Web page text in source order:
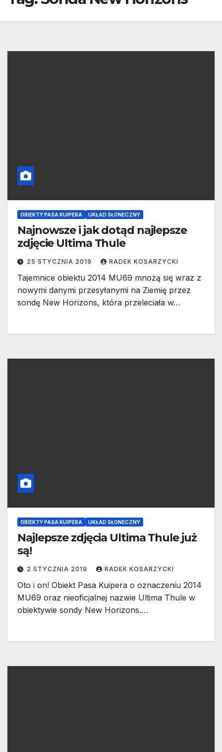
OBIEKTY PASA KUIPERA UKŁAD SŁONECZNY
Najnowsze i jak dotąd najlepsze
zdjęcie Ultima Thule
25 STYCZNIA 2019 RADEK KOSARZYCKI
Tajemnice obiektu 2014 MU69 mnożą się wraz z
nowymi danymi przesyłanymi na Ziemię przez
sondę New Horizons, która przeleciała w…
OBIEKTY PASA KUIPERA UKŁAD SŁONECZNY
Najlepsze zdjęcia Ultima Thule już
są!
2 STYCZNIA 2019 RADEK KOSARZYCKI
Oto i on! Obiekt Pasa Kuipera o oznaczeniu 2014
MU69 oraz nieoficjalnej nazwie Ultima Thule w
obiektywie sondy New Horizons.…